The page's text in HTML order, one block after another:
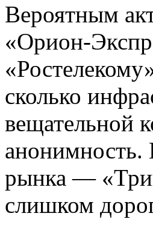
Вероятным
«Орион-
сколько
вещательной
анонимность.
рынка —
слишком